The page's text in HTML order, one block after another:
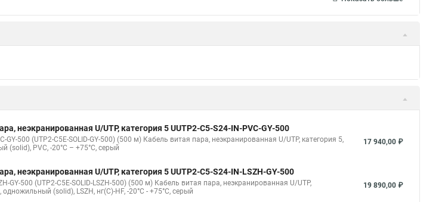
неэкранированная U/UTP, категория 5 UUTP2-C5-S24-IN-PVC-GY-500
GY-500 (UTP2-C5E-SOLID-GY-500) (500 м) Кабель витая пара, неэкранированная U/UTP, категория 5,
(solid), PVC, -20°C – +75°C, серый
17 940,00 ₽
неэкранированная U/UTP, категория 5 UUTP2-C5-S24-IN-LSZH-GY-500
GY-500 (UTP2-C5E-SOLID-LSZH-500) (500 м) Кабель витая пара, неэкранированная U/UTP,
(solid), LSZH, нг(С)-HF, -20°C - +75°C, серый
19 890,00 ₽